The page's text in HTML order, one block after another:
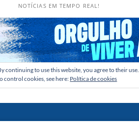
NOTÍCIAS EM TEMPO REAL!
continuing to use this website, you agree to their use.
control cookies, see here: Política de cookies